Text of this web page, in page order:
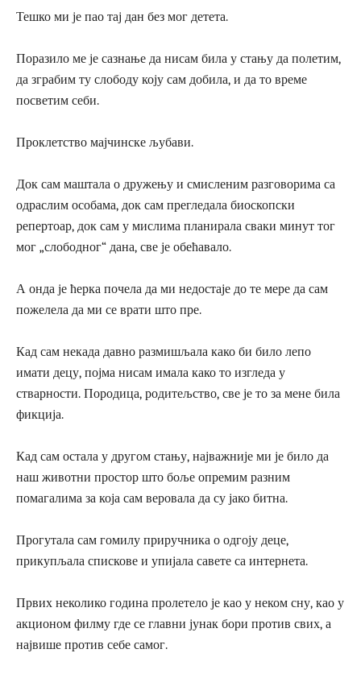
Тешко ми је пао тај дан без мог детета.
Поразило ме је сазнање да нисам била у стању да полетим,
да зграбим ту слободу коју сам добила, и да то време
посветим себи.
Проклетство мајчинске љубави.
Док сам маштала о дружењу и смисленим разговорима са
одраслим особама, док сам прегледала биоскопски
репертоар, док сам у мислима планирала сваки минут тог
мог „слободног“ дана, све је обећавало.
А онда је ћерка почела да ми недостаје до те мере да сам
пожелела да ми се врати што пре.
Кад сам некада давно размишљала како би било лепо
имати децу, појма нисам имала како то изгледа у
стварности. Породица, родитељство, све је то за мене била
фикција.
Кад сам остала у другом стању, најважније ми је било да
наш животни простор што боље опремим разним
помагалима за која сам веровала да су јако битна.
Прогутала сам гомилу приручника о одгоју деце,
прикупљала спискове и упијала савете са интернета.
Првих неколико година пролетело је као у неком сну, као у
акционом филму где се главни јунак бори против свих, а
највише против себе самог.